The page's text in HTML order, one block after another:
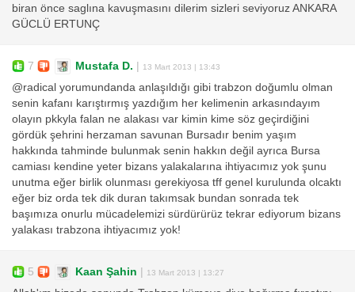
biran önce saglına kavuşmasını dilerim sizleri seviyoruz ANKARA
GÜCLÜ ERTUNÇ
7 Mustafa D. 13 Mart 2013 | 13:43
@radical yorumundanda anlaşıldığı gibi trabzon doğumlu olman
senin kafanı karıştırmış yazdığım her kelimenin arkasındayım
olayın pkkyla falan ne alakası var kimin kime söz geçirdiğini
gördük şehrini herzaman savunan Bursadır benim yaşım
hakkında tahminde bulunmak senin hakkın değil ayrıca Bursa
camiası kendine yeter bizans yalakalarına ihtiyacımız yok şunu
unutma eğer birlik olunması gerekiyosa tff genel kurulunda olcaktı
eğer biz orda tek dik duran takımsak bundan sonrada tek
başımıza onurlu mücadelemizi sürdürürüz tekrar ediyorum bizans
yalakası trabzona ihtiyacımız yok!
5 Kaan Şahin 13 Mart 2013 | 13:27